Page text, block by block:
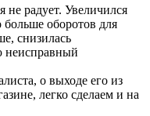
не радует. Увеличился
больше оборотов для
снизилась
неисправный
о выходе его из
легко сделаем и на